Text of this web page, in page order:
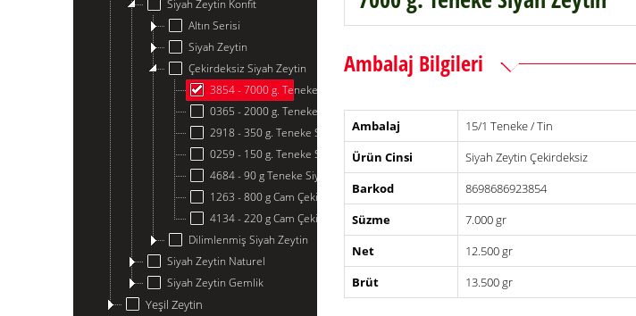
Siyah Zeytin Konfit
Altın Serisi
Siyah Zeytin
Çekirdeksiz Siyah Zeytin
3854 - 7000 g. Teneke Siyah Zeytin
0365 - 2000 g. Teneke Siyah Zeytin
2918 - 350 g. Teneke Siyah Zeytin
0259 - 150 g. Teneke Siyah Zeytin
4684 - 90 g Teneke Siyah Zeytin
1263 - 800 g Cam Çekirdeksiz Siyah Zeytin
4134 - 220 g Cam Çekirdeksiz Siyah Zeytin
Dilimlenmiş Siyah Zeytin
Siyah Zeytin Naturel
Siyah Zeytin Gemlik
Yeşil Zeytin
Ambalaj Bilgileri
Ambalaj
15/1 Teneke / Tin
Ürün Cinsi
Siyah Zeytin Çekirdeksiz
Barkod
8698686923854
Süzme
7.000 gr
Net
12.500 gr
Brüt
13.500 gr